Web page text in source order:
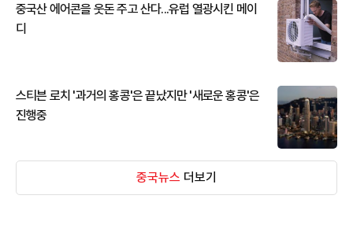
중국산 에어콘을 웃돈 주고 산다...유럽 열광시킨 메이
디
스티븐 로치 '과거의 홍콩'은 끝났지만 '새로운 홍콩'은
진행중
중국뉴스 더보기